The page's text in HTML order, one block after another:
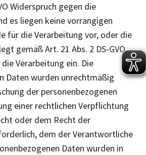
Widerspruch gegen die
es liegen keine vorrangigen
für die Verarbeitung vor, oder die
gemäß Art. 21 Abs. 2 DS-GVO
Verarbeitung ein. Die
Daten wurden unrechtmäßig
der personenbezogenen
einer rechtlichen Verpflichtung
oder dem Recht der
dem der Verantwortliche
Daten wurden in